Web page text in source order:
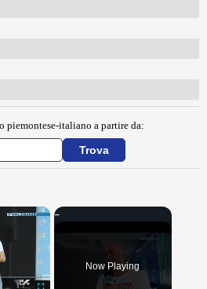
italiano a partire da:
×
Now Playing